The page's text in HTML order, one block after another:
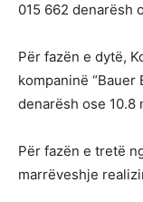
015 662 denarësh
Për fazën e dytë,
kompaninë “Bauer
denarësh ose 10.8
Për fazën e tretë
marrëveshje